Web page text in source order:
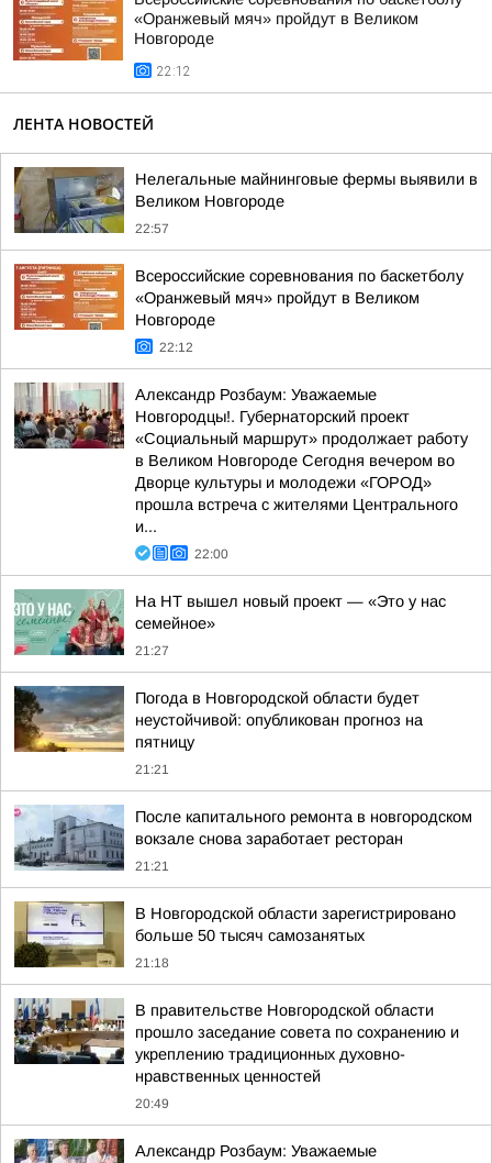
«Оранжевый мяч» пройдут в Великом
Новгороде
22:12
ЛЕНТА НОВОСТЕЙ
Нелегальные майнинговые фермы выявили в
Великом Новгороде
22:57
Всероссийские соревнования по баскетболу
«Оранжевый мяч» пройдут в Великом
Новгороде
22:12
Александр Розбаум: Уважаемые
Новгородцы!. Губернаторский проект
«Социальный маршрут» продолжает работу
в Великом Новгороде Сегодня вечером во
Дворце культуры и молодежи «ГОРОД»
прошла встреча с жителями Центрального
и...
22:00
На НТ вышел новый проект — «Это у нас
семейное»
21:27
Погода в Новгородской области будет
неустойчивой: опубликован прогноз на
пятницу
21:21
После капитального ремонта в новгородском
вокзале снова заработает ресторан
21:21
В Новгородской области зарегистрировано
больше 50 тысяч самозанятых
21:18
В правительстве Новгородской области
прошло заседание совета по сохранению и
укреплению традиционных духовно-
нравственных ценностей
20:49
Александр Розбаум: Уважаемые